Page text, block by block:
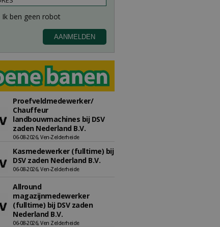
Proefveldmedewerker/
Chauffeur
landbouwmachines bij DSV
zaden Nederland B.V.
06-08-2026, Ven-Zelderheide
Kasmedewerker (fulltime) bij
DSV zaden Nederland B.V.
06-08-2026, Ven-Zelderheide
Allround
magazijnmedewerker
(fulltime) bij DSV zaden
Nederland B.V.
06-08-2026, Ven Zelderheide